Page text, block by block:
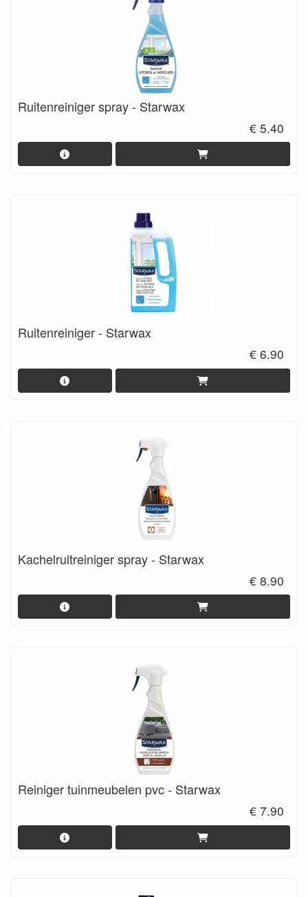
Ruitenreiniger spray - Starwax
€ 5.40
Ruitenreiniger - Starwax
€ 6.90
Kachelruitreiniger spray - Starwax
€ 8.90
Reiniger tuinmeubelen pvc - Starwax
€ 7.90